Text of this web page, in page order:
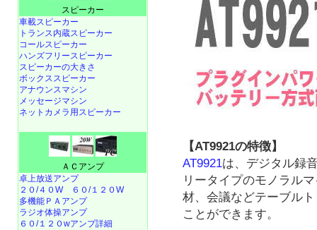
【AT9921の特徴】
AT9921は、デジタル録
リータイプのモノラル
材、会議などテーブル
ことができます。
スピーカー
車載スピーカー
トランス内蔵スピーカー
コールスピーカー
ハンズフリースピーカー
スピーカーの大きさ
ボックススピーカー
アナウンスマシン
メッセージマシン
ネットカメラ用スピーカー
ＡＣアンプ
卓上放送アンプ
２０/４０W
６０/１２０W
多機能ＰＡアンプ
ラジオ体操アンプ
６０/１２０wアンプ詳細